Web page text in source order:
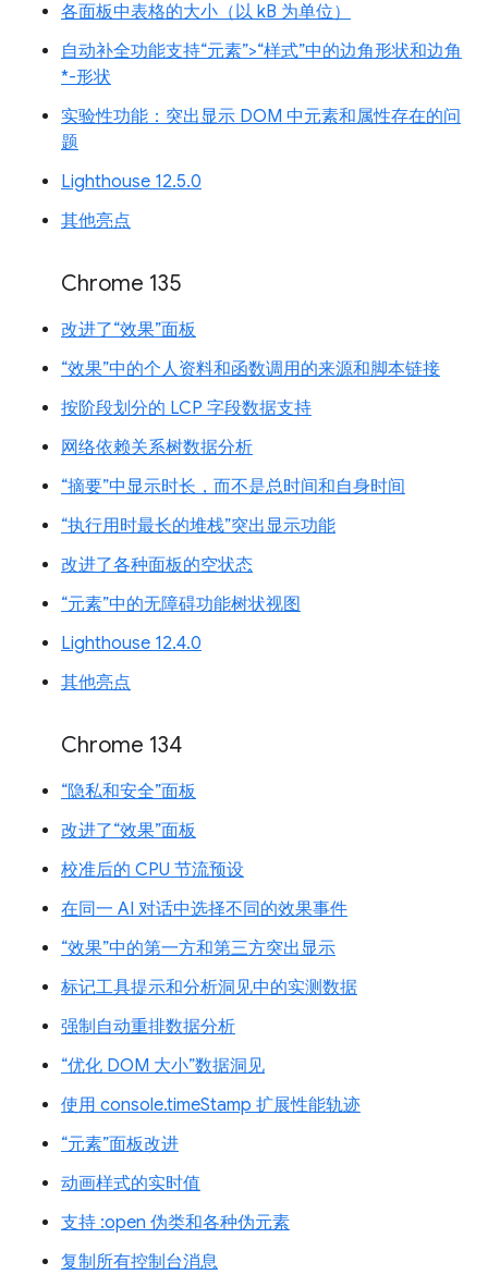
各面板中表格的大小（以 kB 为单位）
自动补全功能支持“元素”>“样式”中的边角形状和边角
*-形状
实验性功能：突出显示 DOM 中元素和属性存在的问
题
Lighthouse 12.5.0
其他亮点
Chrome 135
改进了“效果”面板
“效果”中的个人资料和函数调用的来源和脚本链接
按阶段划分的 LCP 字段数据支持
网络依赖关系树数据分析
“摘要”中显示时长，而不是总时间和自身时间
“执行用时最长的堆栈”突出显示功能
改进了各种面板的空状态
“元素”中的无障碍功能树状视图
Lighthouse 12.4.0
其他亮点
Chrome 134
“隐私和安全”面板
改进了“效果”面板
校准后的 CPU 节流预设
在同一 AI 对话中选择不同的效果事件
“效果”中的第一方和第三方突出显示
标记工具提示和分析洞见中的实测数据
强制自动重排数据分析
“优化 DOM 大小”数据洞见
使用 console.timeStamp 扩展性能轨迹
“元素”面板改进
动画样式的实时值
支持 :open 伪类和各种伪元素
复制所有控制台消息